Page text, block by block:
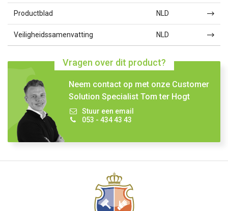
Productblad NLD
Veiligheidssamenvatting NLD
Vragen over dit product?
Neem contact op met onze Customer
Solution Specialist Tom ter Hogt
Stuur een email
053 - 434 43 43